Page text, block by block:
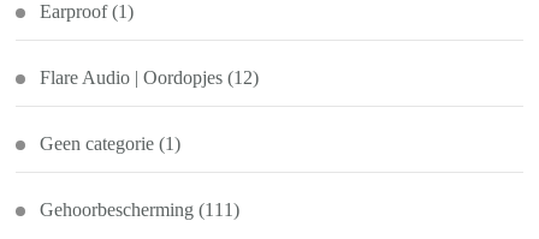
Earproof (1)
Flare Audio | Oordopjes (12)
Geen categorie (1)
Gehoorbescherming (111)